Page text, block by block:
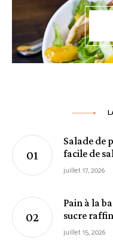
Salade de
facile de
juillet 17, 2026
Pain à la
sucre
juillet 15, 2026